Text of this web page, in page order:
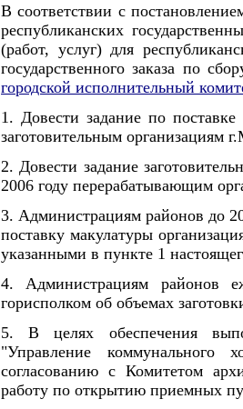
В соответствии с
республиканских
(работ, услуг) для
государственного заказа по
городской исполнительный
1. Довести задание по
заготовительным организациям
2. Довести задание
2006 году перерабатывающим
3. Администрациям районов до
поставку макулатуры
указанными в пункте 1
4. Администрациям районов
горисполком об объемах
5. В целях обеспечения
"Управление коммунального
согласованию с Комитетом
работу по открытию приемных